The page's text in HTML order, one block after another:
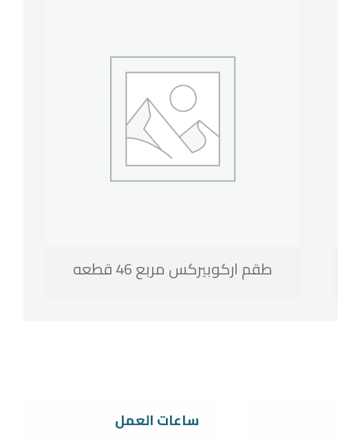
طقم اركوبيركس مربع 46 قطعه
ساعات العمل